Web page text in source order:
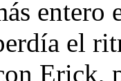
el
Erick,